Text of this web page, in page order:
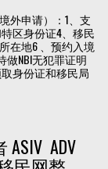
外申请）：1、支
区身份证4、移民
在地6 、预约入境
NBI无犯罪证明
身份证和移民局
ASIV ADV